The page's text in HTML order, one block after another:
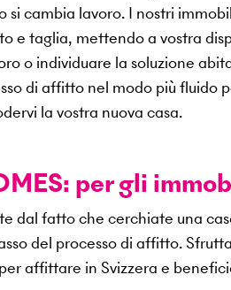
si cambia lavoro. I nostri
e taglia, mettendo a vostra
o individuare la soluzione
di affitto nel modo più fluido
la vostra nuova casa.
per gli
dal fatto che cerchiate una
del processo di affitto.
affittare in Svizzera e